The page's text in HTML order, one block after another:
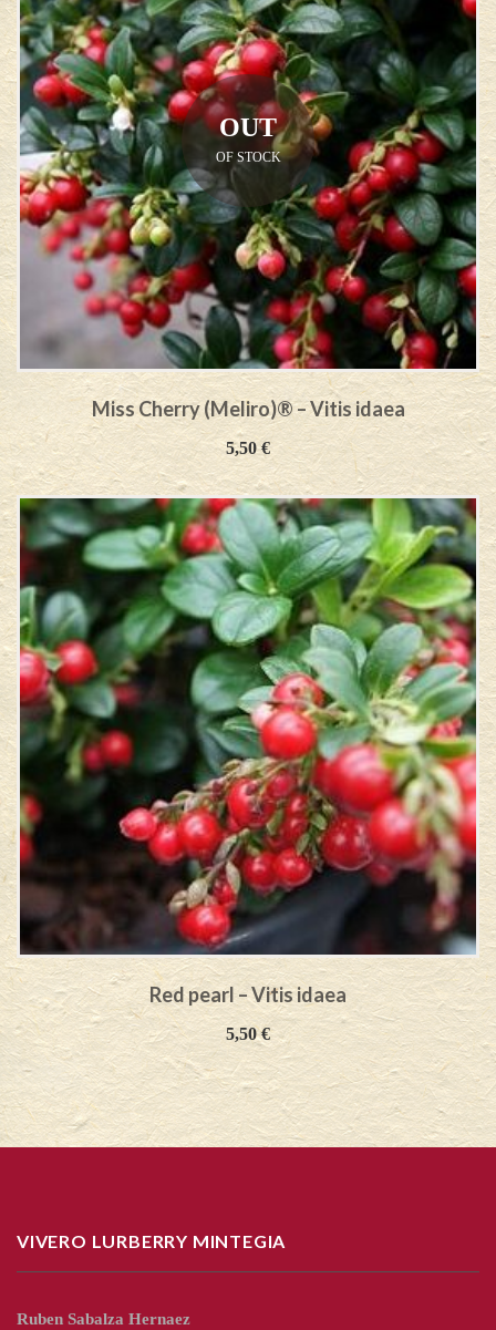
OUT
OF STOCK
Miss Cherry (Meliro)® – Vitis idaea
5,50€
Red pearl – Vitis idaea
5,50€
VIVERO LURBERRY MINTEGIA
Ruben Sabalza Hernaez